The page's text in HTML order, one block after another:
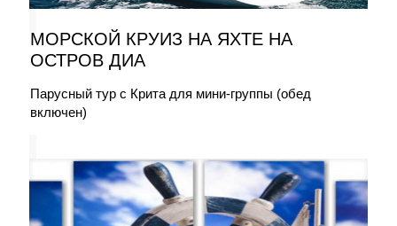
МОРСКОЙ КРУИЗ НА ЯХТЕ НА
ОСТРОВ ДИА
Парусный тур с Крита для мини-группы (обед
включен)